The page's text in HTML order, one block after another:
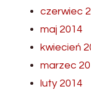
czerwiec
maj 2014
kwiecień
marzec
luty 2014